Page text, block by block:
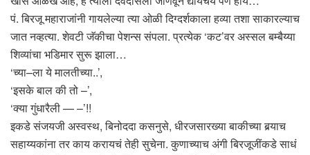
पं. बिरजू महाराजांनी गायलेल्या त्या ओळी दिग्दर्शकाला हव्या तशा साकारल्याच
जात नव्हत्या. शेवटी जॅकीचा पेशन्स संपला. प्रत्येक ‘कट’वर अस्सल बम्बैय्या
शिव्यांचा भडिमार सुरू झाला…
‘च्या–ला ये मालतीच्या..’,
‘इसके बाल की तो –’,
‘क्या गुंधारैली — –’!!
इकडे संजयजी अस्वस्थ, बिनोददा कसनुसे, धीरजसारख्या बाकीच्या बर्‍याच
सहाय्यकांना तर काय करायचं तेही सुचेना. कुणाच्याच अंगी बिरजूजींकडे साधं